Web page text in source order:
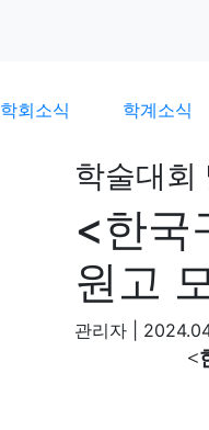
학회소식 학계소식
학술대회
<한국
원고
관리자
<